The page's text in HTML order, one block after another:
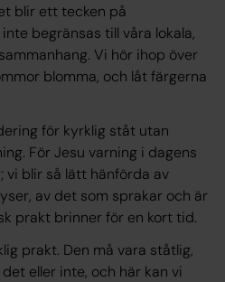
blir ett tecken på
begränsas till våra lokala,
Vi hör ihop över
blomma, och låt färgerna
för kyrklig ståt utan
För Jesu varning i dagens
vi blir så lätt hänförda av
av det som sprakar och är
prakt brinner för en kort tid.
prakt. Den må vara ståtlig,
eller inte, och här kan vi